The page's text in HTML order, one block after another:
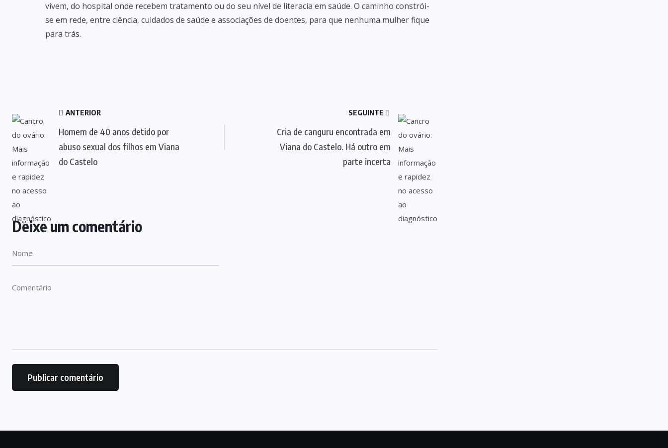
vivem, do hospital onde recebem tratamento ou do seu nível de literacia em saúde. O caminho constrói-
se em rede, entre ciência, cuidados de saúde e associações de doentes, para que nenhuma mulher fique
para trás.
ANTERIOR
Homem de 40 anos detido por
abuso sexual dos filhos em Viana
do Castelo
SEGUINTE
Cria de canguru encontrada em
Viana do Castelo. Há outro em
parte incerta
Deixe um comentário